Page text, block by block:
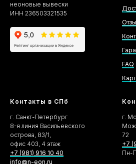
неоновые вывески
ИНН 236503321535
FAQ
Контакты в СПб
г. Санкт-Петербург
8-я линия Васильевского
острова, 83/1,
офис 403, 4 этаж
+7 (981) 916 10 40
info@n-eon.ru
г.
72
+7
Пн-